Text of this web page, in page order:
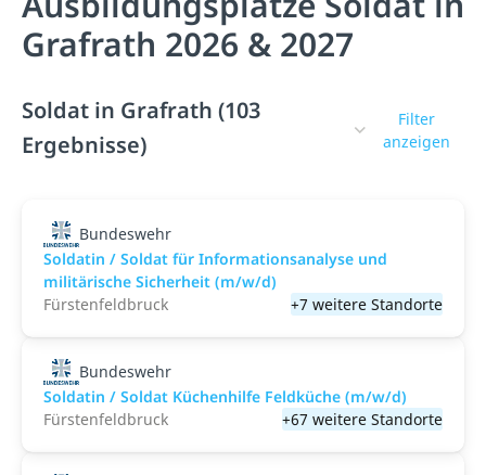
Grafrath 2026 & 2027
Soldat in Grafrath (103
Ergebnisse)
Filter
anzeigen
Bundeswehr
Soldatin / Soldat für Informationsanalyse und
militärische Sicherheit (m/w/d)
Fürstenfeldbruck
+7 weitere Standorte
Bundeswehr
Soldatin / Soldat Küchenhilfe Feldküche (m/w/d)
Fürstenfeldbruck
+67 weitere Standorte